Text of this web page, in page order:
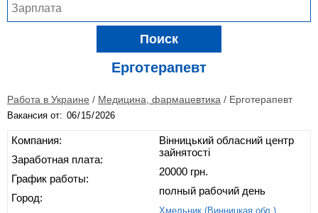
Поиск
Ерготерапевт
Работа в Украине / Медицина, фармацевтика / Ерготерапевт
Вакансия от:
Компания:
Заработная плата:
График работы:
Город:
Вінницький обласний центр
зайнятості
20000 грн.
полный рабочий день
Хмельник (Винницкая обл.)